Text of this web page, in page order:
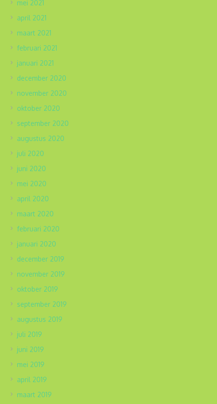
mei 2021
april 2021
maart 2021
februari 2021
januari 2021
december 2020
november 2020
oktober 2020
september 2020
augustus 2020
juli 2020
juni 2020
mei 2020
april 2020
maart 2020
februari 2020
januari 2020
december 2019
november 2019
oktober 2019
september 2019
augustus 2019
juli 2019
juni 2019
mei 2019
april 2019
maart 2019